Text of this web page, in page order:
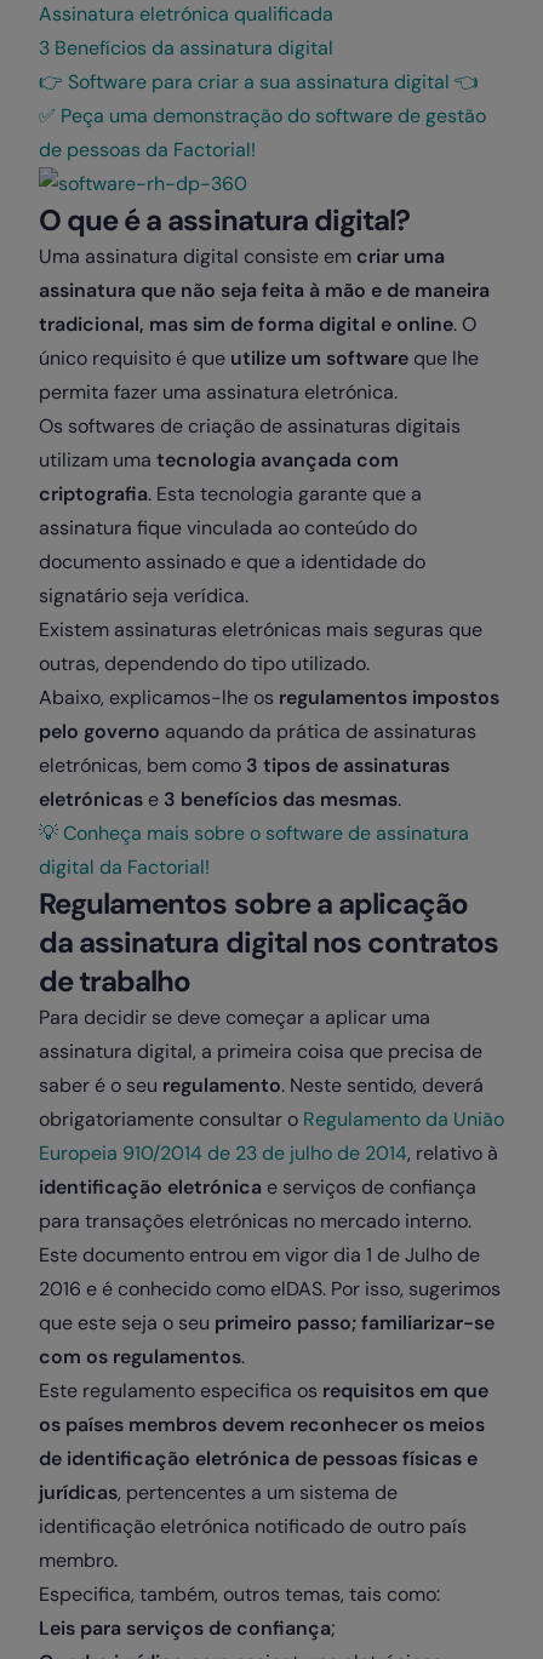
Assinatura eletrónica qualificada
3 Benefícios da assinatura digital
👉 Software para criar a sua assinatura digital 👈
✅ Peça uma demonstração do software de gestão
de pessoas da Factorial!
O que é a assinatura digital?
Uma assinatura digital consiste em criar uma
assinatura que não seja feita à mão e de maneira
tradicional, mas sim de forma digital e online. O
único requisito é que utilize um software que lhe
permita fazer uma assinatura eletrónica.
Os softwares de criação de assinaturas digitais
utilizam uma tecnologia avançada com
criptografia. Esta tecnologia garante que a
assinatura fique vinculada ao conteúdo do
documento assinado e que a identidade do
signatário seja verídica.
Existem assinaturas eletrónicas mais seguras que
outras, dependendo do tipo utilizado.
Abaixo, explicamos-lhe os regulamentos impostos
pelo governo aquando da prática de assinaturas
eletrónicas, bem como 3 tipos de assinaturas
eletrónicas e 3 benefícios das mesmas.
💡 Conheça mais sobre o software de assinatura
digital da Factorial!
Regulamentos sobre a aplicação
da assinatura digital nos contratos
de trabalho
Para decidir se deve começar a aplicar uma
assinatura digital, a primeira coisa que precisa de
saber é o seu regulamento. Neste sentido, deverá
obrigatoriamente consultar o Regulamento da União
Europeia 910/2014 de 23 de julho de 2014, relativo à
identificação eletrónica e serviços de confiança
para transações eletrónicas no mercado interno.
Este documento entrou em vigor dia 1 de Julho de
2016 e é conhecido como elDAS. Por isso, sugerimos
que este seja o seu primeiro passo; familiarizar-se
com os regulamentos.
Este regulamento especifica os requisitos em que
os países membros devem reconhecer os meios
de identificação eletrónica de pessoas físicas e
jurídicas, pertencentes a um sistema de
identificação eletrónica notificado de outro país
membro.
Especifica, também, outros temas, tais como:
Leis para serviços de confiança;